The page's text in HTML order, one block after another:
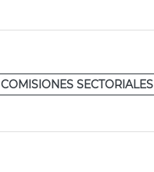
COMISIONES SECTORIALES